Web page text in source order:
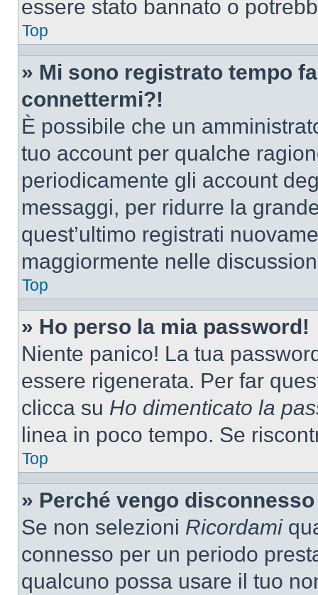
essere stato bannato o
Top
» Mi sono registrato tempo
connettermi?!
È possibile che un
tuo account per qualche
periodicamente gli account
messaggi, per ridurre la
quest’ultimo registrati
maggiormente nelle
Top
» Ho perso la mia password!
Niente panico! La tua
essere rigenerata. Per far
clicca su Ho dimenticato la
linea in poco tempo. Se
Top
» Perché vengo
Se non selezioni Ricordami
connesso per un periodo
qualcuno possa usare il tuo